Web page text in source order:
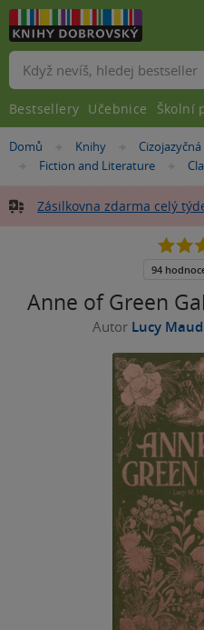
Nacházíte
Domů »Knihy »
»Fiction and Literature »
Zásilkovna zdarma celý
Anne of Green
Autor Lucy
4.4
5
94
Vyhledávání
Bestsellery Učebnice Školní